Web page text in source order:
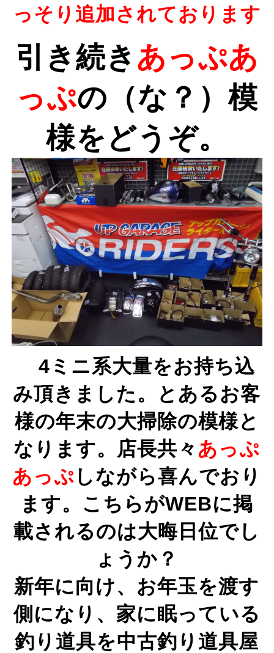
っそり追加されております
引き続き あっぷあ
っぷの（な？）模
様をどうぞ。
4ミニ系大量をお持ち込
み頂きました。とあるお客
様の年末の大掃除の模様と
なります。店長共々あっぷ
あっぷ しながら喜んでおり
ます。こちらがWEBに掲
載されるのは大晦日位でし
ょうか？
新年に向け、お年玉を渡す
側になり、家に眠っている
釣り道具を中古釣り道具屋